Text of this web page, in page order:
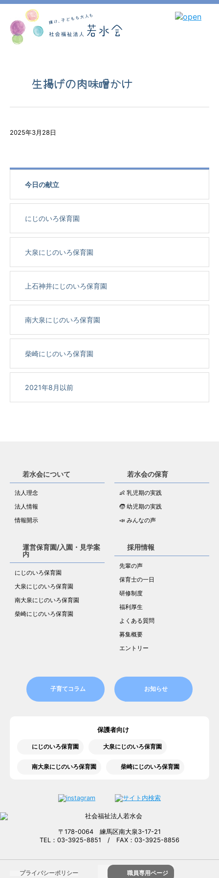
生揚げの肉味噌かけ
2025年3月28日
今日の献立
にじのいろ保育園
大泉にじのいろ保育園
上石神井にじのいろ保育園
南大泉にじのいろ保育園
柴崎にじのいろ保育園
2021年8月以前
若水会について
法人理念
法人情報
情報開示
若水会の保育
👶 乳児期の実践
🧒 幼児期の実践
📣 みんなの声
運営保育園/入園・見学案
内
にじのいろ保育園
大泉にじのいろ保育園
南大泉にじのいろ保育園
柴崎にじのいろ保育園
採用情報
先輩の声
保育士の一日
研修制度
福利厚生
よくある質問
募集概要
エントリー
子育てコラム お知らせ
保護者向け
にじのいろ保育園 大泉にじのいろ保育園
南大泉にじのいろ保育園 柴崎にじのいろ保育園
〒178-0064 練馬区南大泉3-17-21
TEL：03-3925-8851 / FAX：03-3925-8856
プライバシーポリシー 職員専用ページ